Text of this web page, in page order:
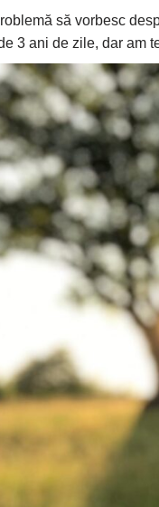
să vorbesc
3 ani de zile, dar am